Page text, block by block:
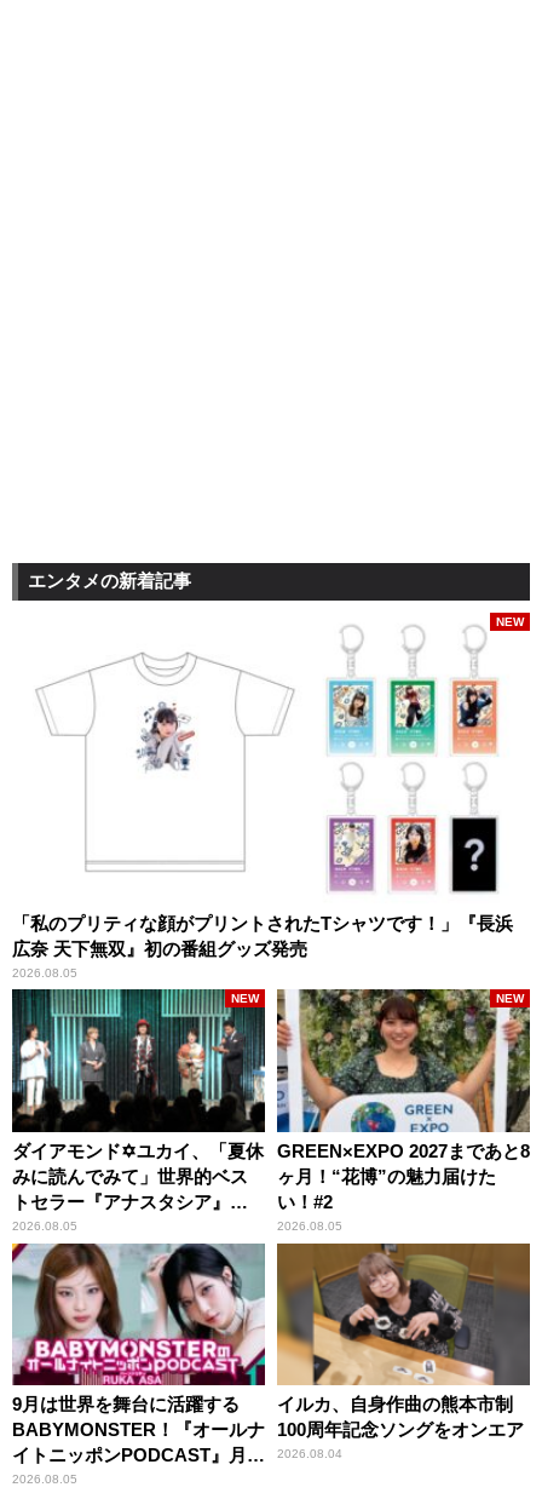
エンタメの新着記事
「私のプリティな顔がプリントされたTシャツです！」『長浜
広奈 天下無双』初の番組グッズ発売
2026.08.05
NEW
ダイアモンド✡ユカイ、「夏休
みに読んでみて」世界的ベス
トセラー『アナスタシア』を
紹介
2026.08.05
NEW
GREEN×EXPO 2027まであと8
ヶ月！“花博”の魅力届けた
い！#2
2026.08.05
NEW
9月は世界を舞台に活躍する
BABYMONSTER！『オールナ
イトニッポンPODCAST』月替
わりパーソナリティ
2026.08.05
イルカ、自身作曲の熊本市制
100周年記念ソングをオンエア
2026.08.04